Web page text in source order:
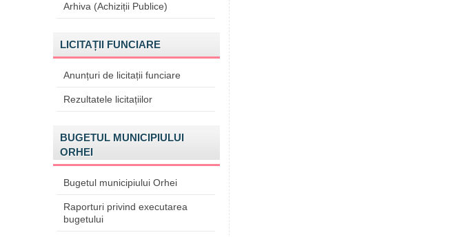
Arhiva (Achiziții Publice)
LICITAȚII FUNCIARE
Anunțuri de licitații funciare
Rezultatele licitațiilor
BUGETUL MUNICIPIULUI
ORHEI
Bugetul municipiului Orhei
Raporturi privind executarea
bugetului